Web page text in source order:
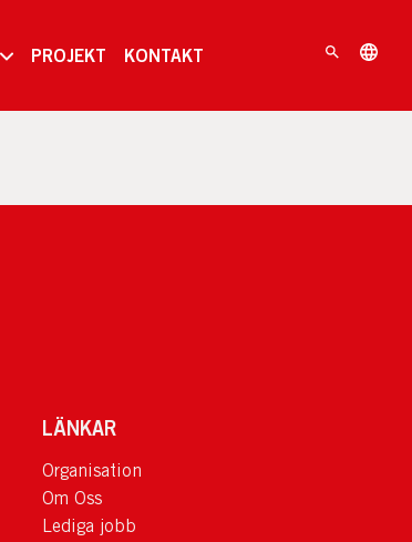
PROJEKT KONTAKT
LÄNKAR
Organisation
Om Oss
Lediga jobb